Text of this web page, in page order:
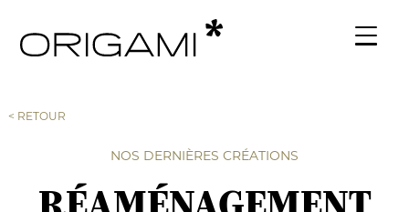
NOS DERNIÈRES CRÉATIONS
< RETOUR